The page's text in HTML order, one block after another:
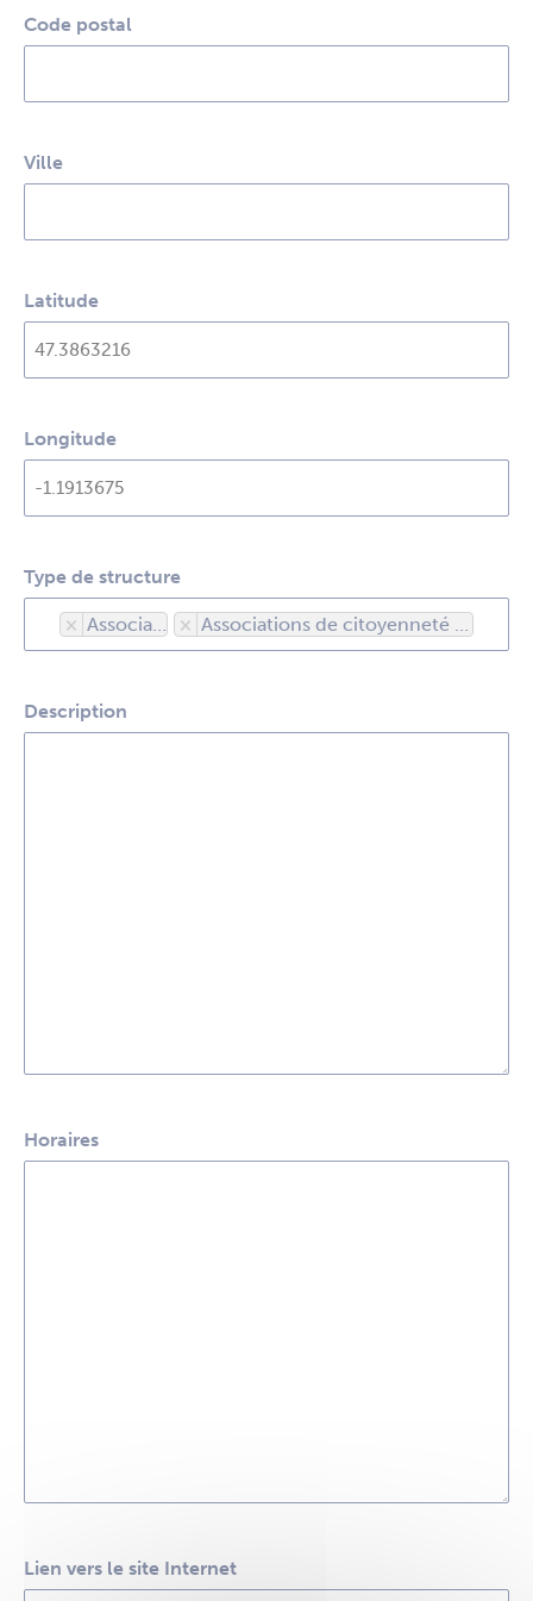
Code postal
Ville
Latitude
Longitude
Type de structure
× Associations × Associations de citoyenneté et cadre de vie
Description
Horaires
Lien vers le site Internet